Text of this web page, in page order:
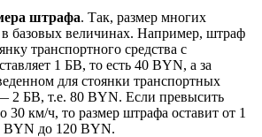
штрафа. Так, размер многих
базовых величинах. Например, штраф
транспортного средства с
1 БВ, то есть 40 BYN, а за
для стоянки транспортных
2 БВ, т.е. 80 BYN. Если превысить
30 км/ч, то размер штрафа оставит от 1
BYN до 120 BYN.